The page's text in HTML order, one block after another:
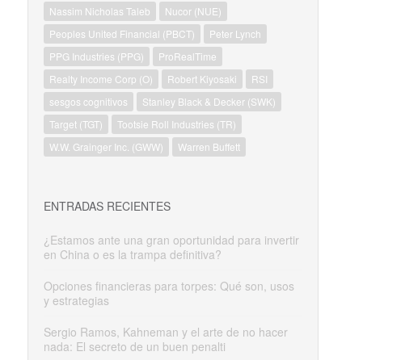
Nassim Nicholas Taleb
Nucor (NUE)
Peoples United Financial (PBCT)
Peter Lynch
PPG Industries (PPG)
ProRealTime
Realty Income Corp (O)
Robert Kiyosaki
RSI
sesgos cognitivos
Stanley Black & Decker (SWK)
Target (TGT)
Tootsie Roll Industries (TR)
W.W. Grainger Inc. (GWW)
Warren Buffett
ENTRADAS RECIENTES
¿Estamos ante una gran oportunidad para invertir
en China o es la trampa definitiva?
Opciones financieras para torpes: Qué son, usos
y estrategias
Sergio Ramos, Kahneman y el arte de no hacer
nada: El secreto de un buen penalti